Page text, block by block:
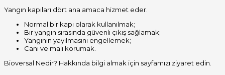
Yangın kapıları dört ana amaca hizmet eder.
Normal bir kapı olarak kullanılmak;
Bir yangın sırasında güvenli çıkış sağlamak;
Yangının yayılmasını engellemek;
Canı ve malı korumak.
Bioversal Nedir? Hakkında bilgi almak için sayfamızı ziyaret edin.